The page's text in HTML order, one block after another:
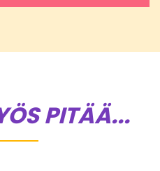
PITÄÄ...